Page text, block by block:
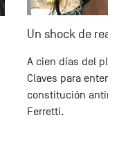
Un shock de
A cien días del
Claves para
constitución
Ferretti.